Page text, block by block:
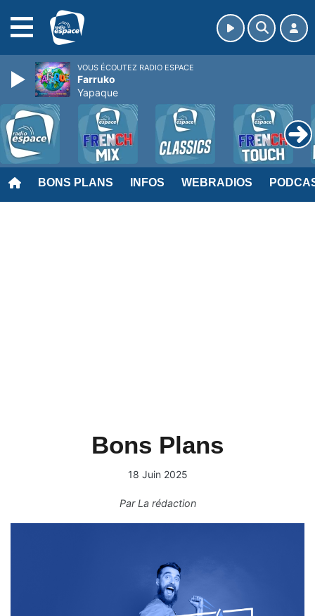
BONS PLANS INFOS WEBRADIOS
Bons Plans
18 Juin 2025
ParLa rédaction
VOUS ÉCOUTEZ RADIO ESPACE
Farruko
Yapaque